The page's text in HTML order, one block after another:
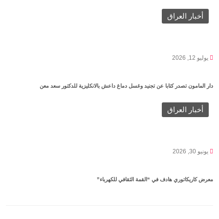
أخبار العراق
يوليو 12, 2026
دار المامون تصدر كتابا عن تجنيد وغسل دماغ داعش بالانكليزية للدكتور سعد معن
أخبار العراق
يونيو 30, 2026
معرض كاريكاتوري هادف في “القمة الثقافي للكهرباء”